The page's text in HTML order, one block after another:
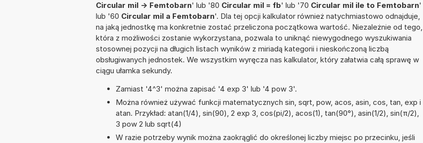
Circular mil -> Femtobarn' lub '80 Circular mil = fb' lub '70 Circular mil ile to Femtobarn'
lub '60 Circular mil a Femtobarn'. Dla tej opcji kalkulator również natychmiastowo odnajduje,
na jaką jednostkę ma konkretnie zostać przeliczona początkowa wartość. Niezależnie od tego,
która z możliwości zostanie wykorzystana, pozwala to uniknąć niewygodnego wyszukiwania
stosownej pozycji na długich listach wyników z miriadą kategorii i nieskończoną liczbą
obsługiwanych jednostek. We wszystkim wyręcza nas kalkulator, który załatwia całą sprawę w
ciągu ułamka sekundy.
Zamiast '4^3' można zapisać '4 exp 3' lub '4 pow 3'.
Można również używać funkcji matematycznych sin, sqrt, pow, acos, asin, cos, tan, exp i
atan. Przykład: atan(1/4), sin(90), 2 exp 3, cos(pi/2), acos(1), tan(90°), asin(1/2), sin(π/2),
3 pow 2 lub sqrt(4)
W razie potrzeby wynik można zaokrąglić do określonej liczby miejsc po przecinku, jeśli